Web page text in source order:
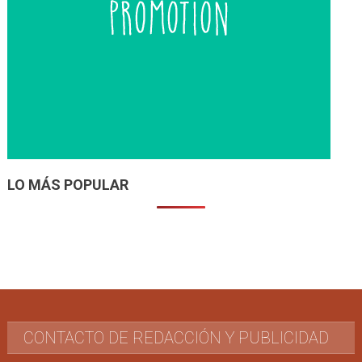
LO MÁS POPULAR
CONTACTO DE REDACCIÓN Y PUBLICIDAD